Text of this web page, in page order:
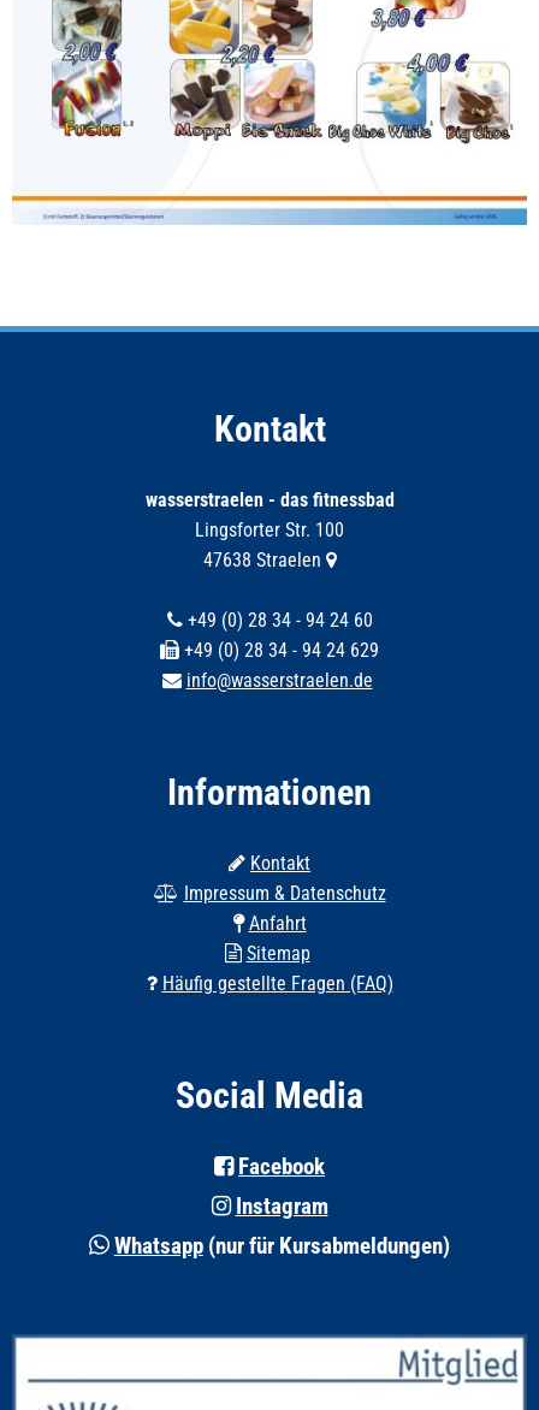
Kontakt
wasserstraelen - das fitnessbad
Lingsforter Str. 100
47638 Straelen
+49 (0) 28 34 - 94 24 60
+49 (0) 28 34 - 94 24 629
info@wasserstraelen.de
Informationen
Kontakt
Impressum & Datenschutz
Anfahrt
Sitemap
Häufig gestellte Fragen (FAQ)
Social Media
Facebook
Instagram
Whatsapp(nur für Kursabmeldungen)